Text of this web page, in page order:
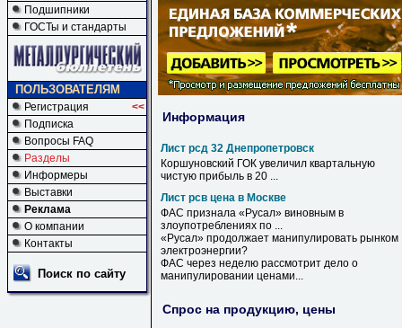
Подшипники
ГОСТы и стандарты
ПОЛЬЗОВАТЕЛЯМ
Регистрация
<<
Подписка
Вопросы FAQ
Разделы
Информеры
Выставки
Реклама
О компании
Контакты
Поиск по сайту
Информация
Лист рсд 32 Днепропетровск
Коршуновский ГОК увеличил квартальную
чистую прибыль в 20 ...
Лист рсв цена в Москве
ФАС признала «Русал» виновным в
злоупотреблениях по ...
«Русал» продолжает манипулировать рынком
электроэнергии?
ФАС через неделю рассмотрит дело о
манипулировании ценами...
Спрос на продукцию, цены